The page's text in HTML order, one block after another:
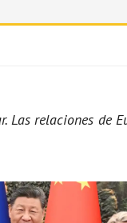
relaciones de